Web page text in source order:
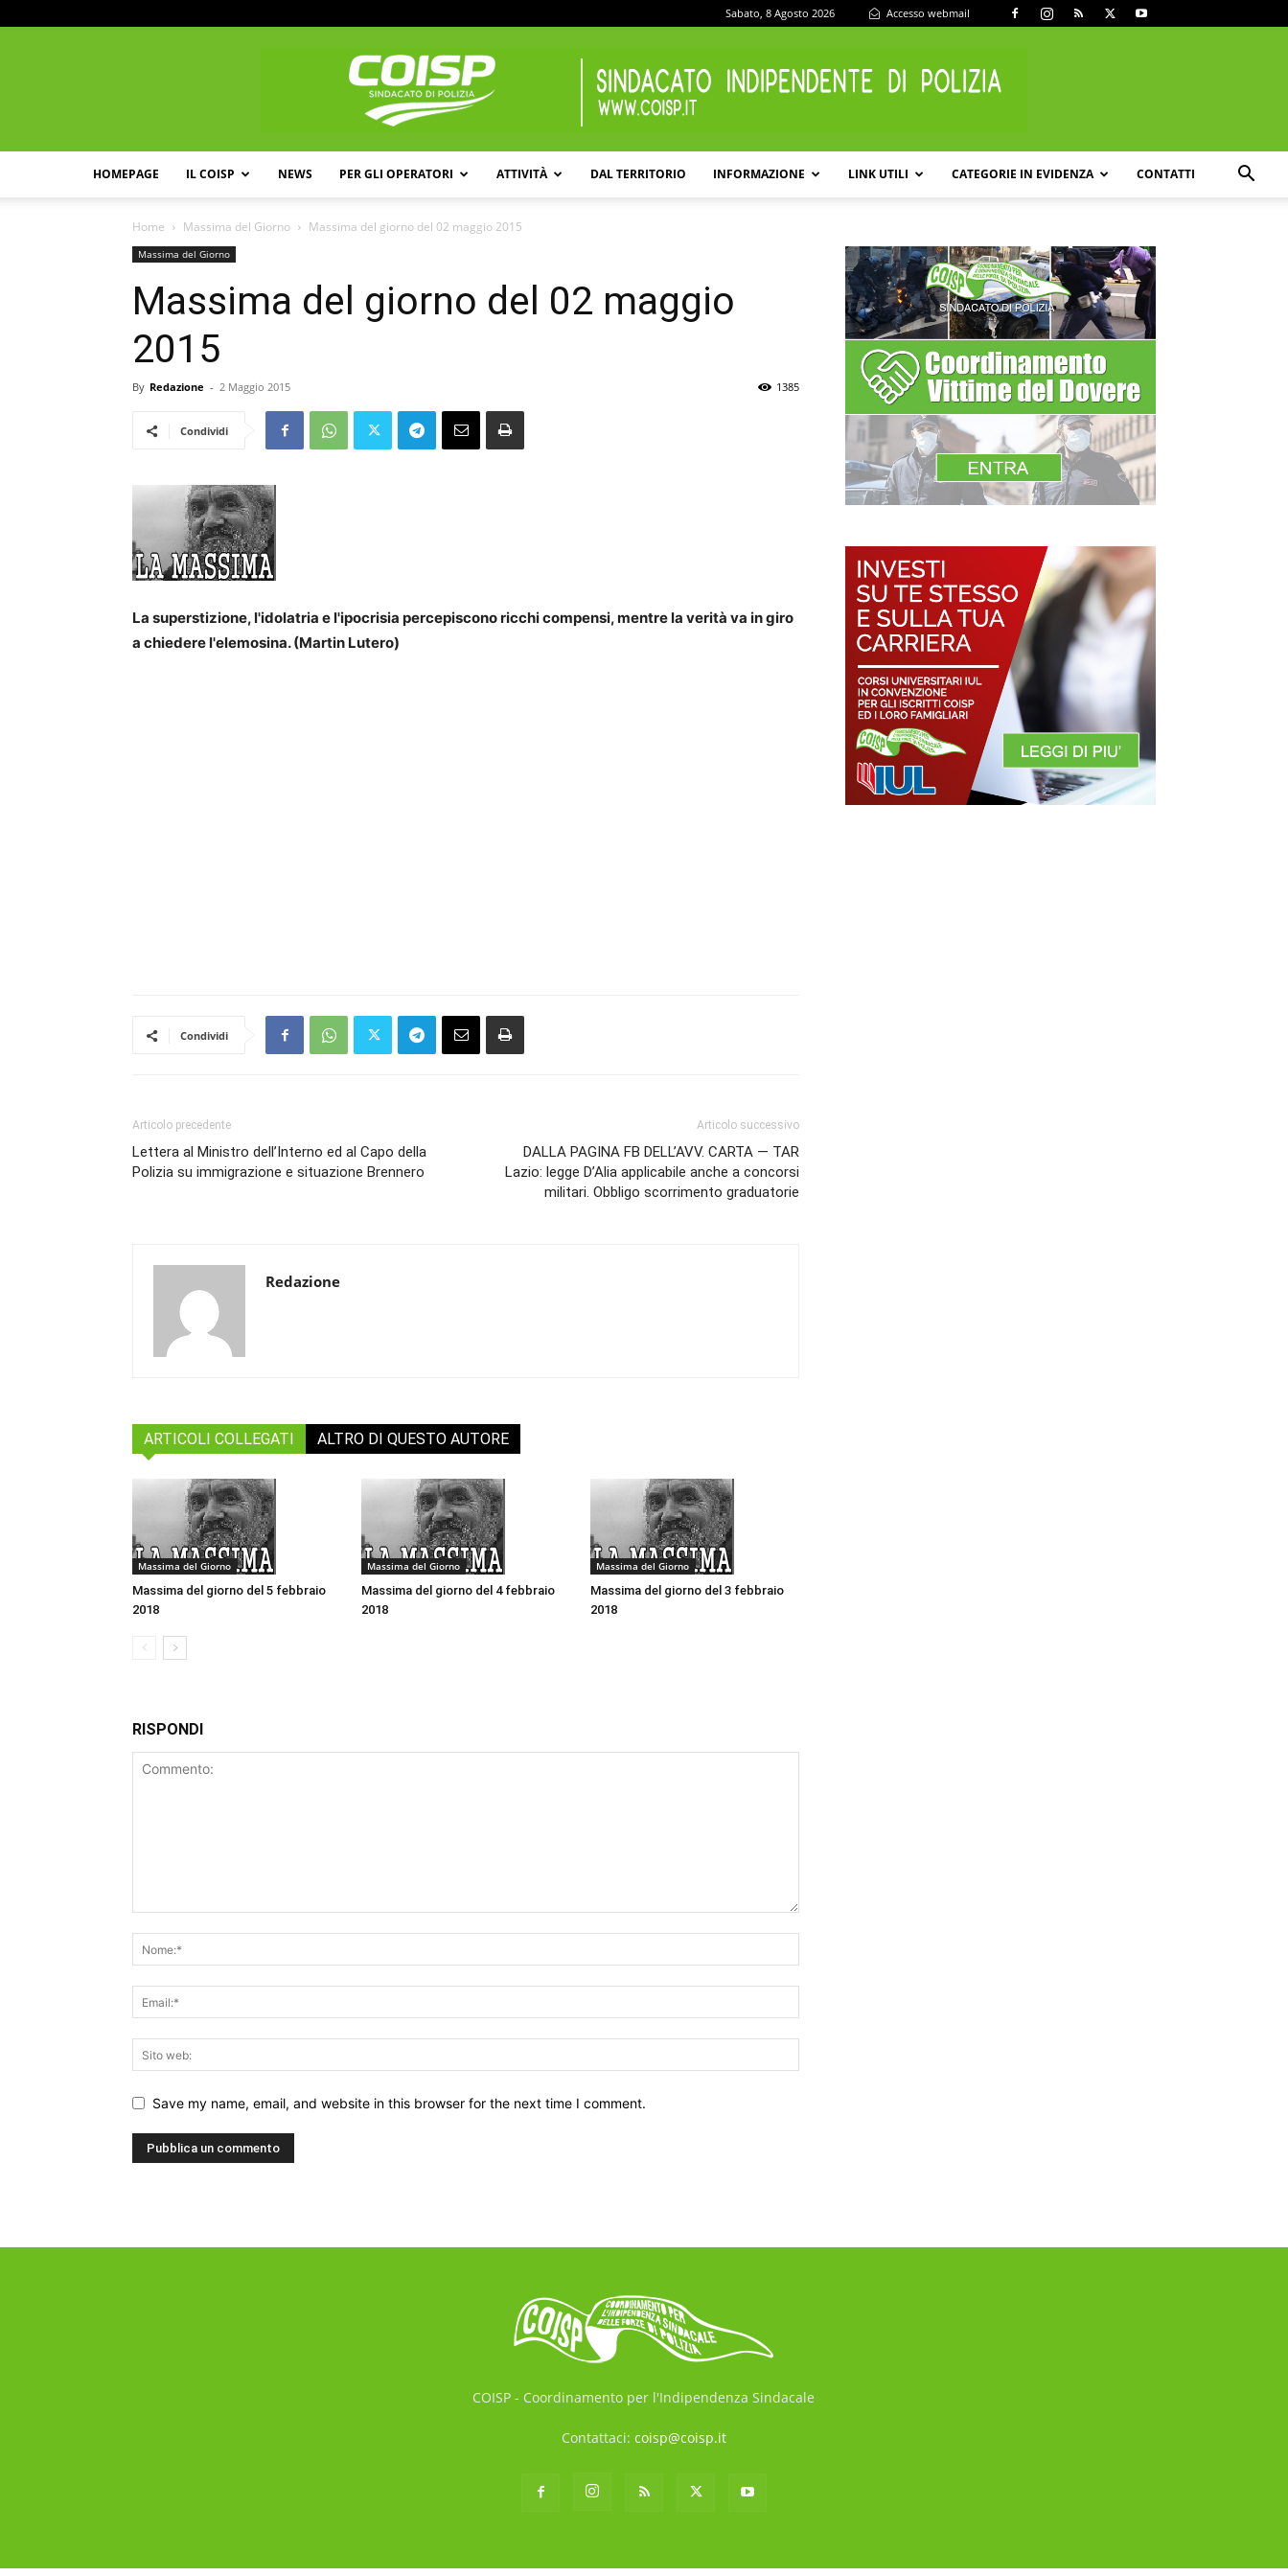
Sabato, 8 Agosto 2026 Accesso webmail
HOMEPAGE IL COISP NEWS PER GLI OPERATORI ATTIVITÀ DAL TERRITORIO INFORMAZIONE LINK UTILI CATEGORIE IN EVIDENZA CONTATTI
Home Massima del Giorno Massima del giorno del 02 maggio 2015
Massima del Giorno
Massima del giorno del 02 maggio
2015
By Redazione - 2 Maggio 2015 1385
Condividi
La superstizione, l'idolatria e l'ipocrisia percepiscono ricchi compensi, mentre la verità va in giro
a chiedere l'elemosina. (Martin Lutero)
Condividi
Articolo precedente
Lettera al Ministro dell’Interno ed al Capo della
Polizia su immigrazione e situazione Brennero
Articolo successivo
DALLA PAGINA FB DELL’AVV. CARTA — TAR
Lazio: legge D’Alia applicabile anche a concorsi
militari. Obbligo scorrimento graduatorie
Redazione
ARTICOLI COLLEGATI ALTRO DI QUESTO AUTORE
Massima del Giorno
Massima del giorno del 5 febbraio
2018
Massima del Giorno
Massima del giorno del 4 febbraio
2018
Massima del Giorno
Massima del giorno del 3 febbraio
2018
RISPONDI
Save my name, email, and website in this browser for the next time I comment.
COISP - Coordinamento per l'Indipendenza Sindacale
Contattaci: coisp@coisp.it